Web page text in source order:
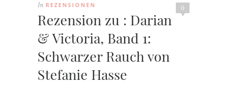
0
In REZENSIONEN
Rezension zu : Darian
& Victoria, Band 1:
Schwarzer Rauch von
Stefanie Hasse